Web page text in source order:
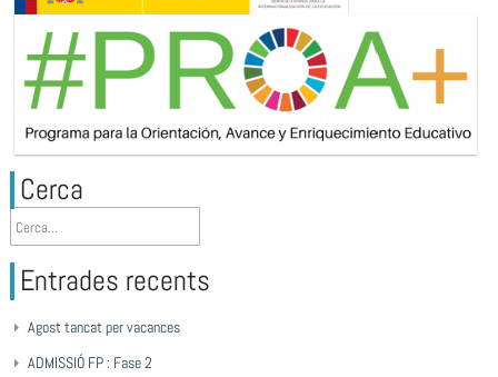
Cerca
Entrades recents
Agost tancat per vacances
ADMISSIÓ FP : Fase 2